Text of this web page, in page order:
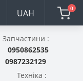
UAH 0
Запчастини :
0950862535
0987232129
Техніка :